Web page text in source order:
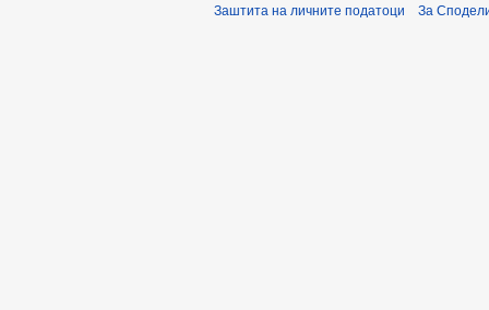
Заштита на личните податоци За